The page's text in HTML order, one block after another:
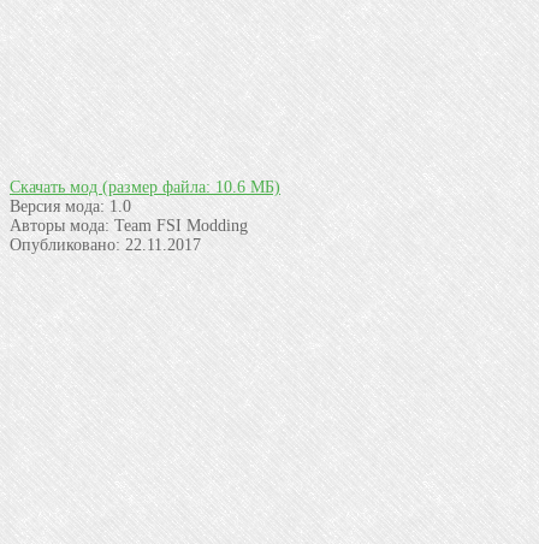
Скачать мод (размер файла: 10.6 МБ)
Версия мода: 1.0
Авторы мода: Team FSI Modding
Опубликовано: 22.11.2017